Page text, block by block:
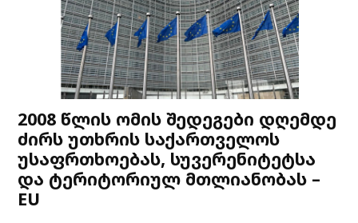
2008 წლის ომის შედეგები დღემდე
ძირს უთხრის საქართველოს
უსაფრთხოებას, სუვერენიტეტსა
და ტერიტორიულ მთლიანობას –
EU